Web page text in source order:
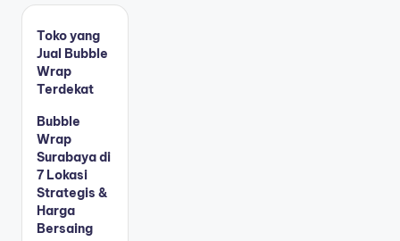
Toko yang
Jual Bubble
Wrap
Terdekat
Bubble
Wrap
Surabaya di
7 Lokasi
Strategis &
Harga
Bersaing